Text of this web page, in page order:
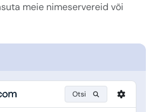
Otsi
meie nimeservereid või